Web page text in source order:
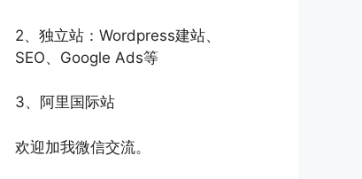
2、独立站：Wordpress建站、
SEO、Google Ads等
3、阿里国际站
欢迎加我微信交流。